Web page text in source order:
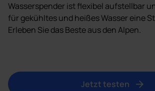
Wasserspender ist flexibel aufstellbar
für gekühltes und heißes Wasser eine
Erleben Sie das Beste aus den Alpen.
Jetzt testen